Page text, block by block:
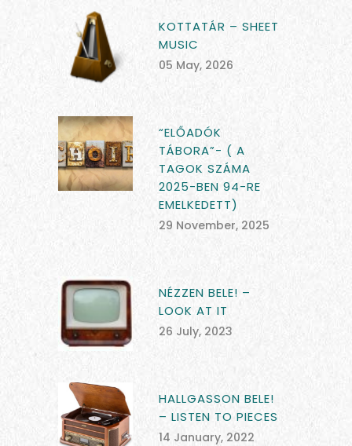
KOTTATÁR – SHEET
MUSIC
05 May, 2026
“ELŐADÓK
TÁBORA”- ( A
TAGOK SZÁMA
2025-BEN 94-RE
EMELKEDETT)
29 November, 2025
NÉZZEN BELE! –
LOOK AT IT
26 July, 2023
HALLGASSON BELE!
– LISTEN TO PIECES
14 January, 2022